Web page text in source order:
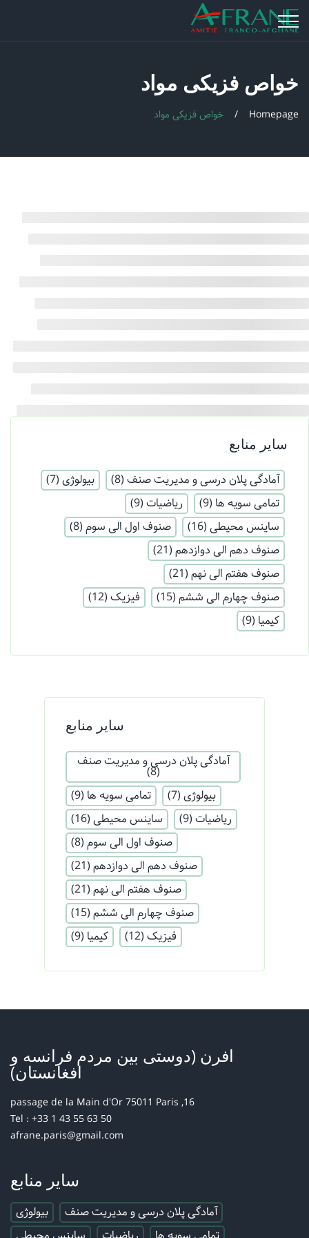
خواص فزیکی مواد
Homepage خواص فزیکی مواد
سایر منابع
آمادگی پلان درسی و مدیریت صنف (8) بیولوژی (7)
تمامی سویه ها (9) ریاضیات (9)
ساینس محیطی (16) صنوف اول الی سوم (8)
صنوف دهم الی دوازدهم (21)
صنوف هفتم الی نهم (21)
صنوف چهارم الی ششم (15) فیزیک (12)
کیمیا (9)
سایر منابع
آمادگی پلان درسی و مدیریت صنف
(8)
بیولوژی (7) تمامی سویه ها (9)
ریاضیات (9) ساینس محیطی (16)
صنوف اول الی سوم (8)
صنوف دهم الی دوازدهم (21)
صنوف هفتم الی نهم (21)
صنوف چهارم الی ششم (15)
فیزیک (12) کیمیا (9)
افرن (دوستی بین مردم فرانسه و
افغانستان)
16, passage de la Main d'Or 75011 Paris
Tel : +33 1 43 55 63 50
afrane.paris@gmail.com
سایر منابع
آمادگی پلان درسی و مدیریت صنف
بیولوژی